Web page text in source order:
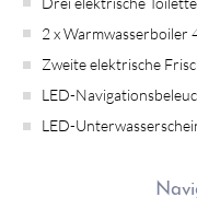
2 x Warmwasserboiler
Zweite elektrische
LED-
LED-